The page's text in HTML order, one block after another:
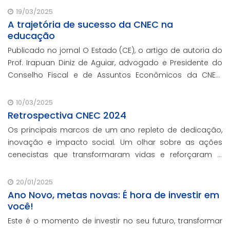
19/03/2025
A trajetória de sucesso da CNEC na
educação
Publicado no jornal O Estado (CE), o artigo de autoria do
Prof. Irapuan Diniz de Aguiar, advogado e Presidente do
Conselho Fiscal e de Assuntos Econômicos da CNEC,
brasileira.
10/03/2025
Retrospectiva CNEC 2024
Os principais marcos de um ano repleto de dedicação,
inovação e impacto social. Um olhar sobre as ações
cenecistas que transformaram vidas e reforçaram o
20/01/2025
Ano Novo, metas novas: É hora de investir em
você!
Este é o momento de investir no seu futuro, transformar